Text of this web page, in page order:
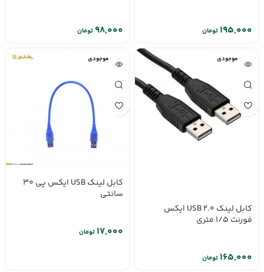
تومان تومان
اتمام موجودی
کابل لینک USB 2.0 ایکس
فورنت 1/5 متری
تومان
اتمام موجودی
کابل لینک USB ایکس پی 30
سانتی
تومان